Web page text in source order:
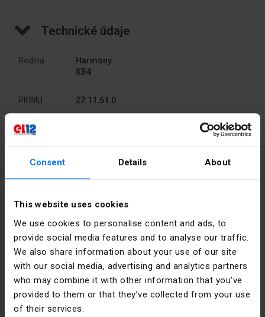
Consent Details About
This website uses cookies
We use cookies to personalise content and ads, to
provide social media features and to analyse our traffic.
We also share information about your use of our site
with our social media, advertising and analytics partners
who may combine it with other information that you’ve
provided to them or that they’ve collected from your use
of their services.
Technické údaje
Rodina
Harmony
XB4
PKWIU 27.11.61.0
Další technické údaje
Kolor
przycisku
Liczba
sterowniczych
1
Kształt
soczewki
Okrągły
Średnica
otworu
22.5 mm
Výrobce
Schneider
Polska
Adresa
02-673
Warszawa
Konstruktorska